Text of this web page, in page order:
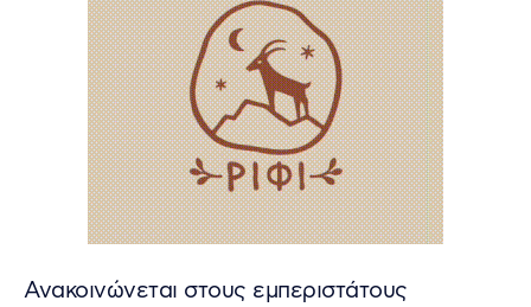
Ανακοινώνεται στους εμπεριστάτους